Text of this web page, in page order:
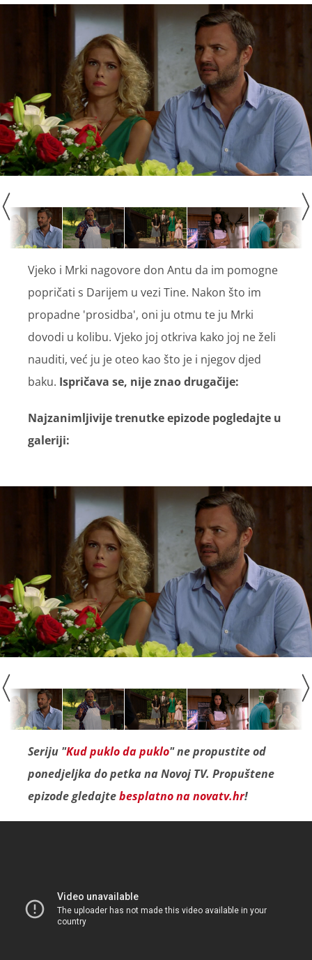
Vjeko i Mrki nagovore don Antu da im pomogne
popričati s Darijem u vezi Tine. Nakon što im
propadne 'prosidba', oni ju otmu te ju Mrki
dovodi u kolibu. Vjeko joj otkriva kako joj ne želi
nauditi, već ju je oteo kao što je i njegov djed
baku. Ispričava se, nije znao drugačije:
Najzanimljivije trenutke epizode pogledajte u
galeriji:
Seriju "Kud puklo da puklo" ne propustite od
ponedjeljka do petka na Novoj TV. Propuštene
epizode gledajtebesplatno na novatv.hr!